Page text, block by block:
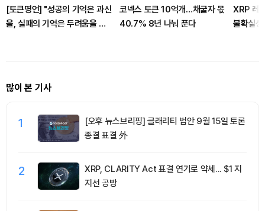
[토큰명언] "성공의 기억은 과신
을, 실패의 기억은 두려움을 낳
코넥스 토큰 10억개…채굴자 몫
40.7% 8년 나눠 푼다
XRP 레
불확실
많이 본 기사
1
[오후 뉴스브리핑] 클래리티 법안 9월 15일 토론
종결 표결 外
2
XRP, CLARITY Act 표결 연기로 약세... $1 지
지선 공방